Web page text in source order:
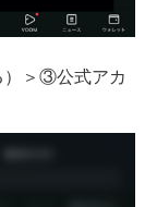
＞③公式アカ